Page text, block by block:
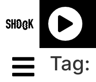
Tag: